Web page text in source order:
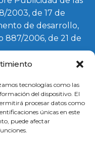
tecnologías como las
del dispositivo. El
procesar datos como
únicas en este
puede afectar
2003, de 17 de
de desarrollo,
2006, de 21 de